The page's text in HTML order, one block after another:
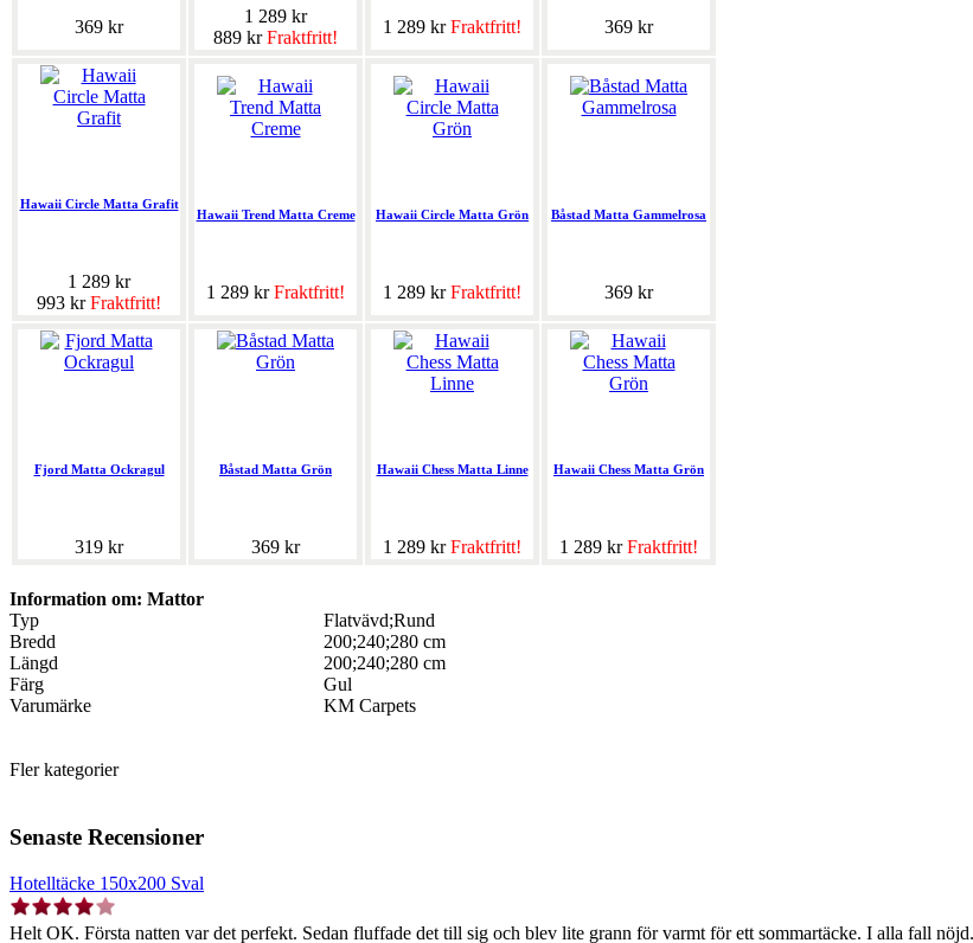
369 kr
1 289 kr
889 krFraktfritt!
1 289 krFraktfritt! 369 kr
Hawaii Circle Matta Grafit
1 289 kr
993 krFraktfritt!
Hawaii Trend Matta Creme
1 289 krFraktfritt!
Hawaii Circle Matta Grön
1 289 krFraktfritt!
Båstad Matta Gammelrosa
369 kr
Fjord Matta Ockragul
319 kr
Båstad Matta Grön
369 kr
Hawaii Chess Matta Linne
1 289 krFraktfritt!
Hawaii Chess Matta Grön
1 289 krFraktfritt!
Information om: Mattor
Typ
Flatvävd;Rund
Bredd
200;240;280 cm
Längd
200;240;280 cm
Färg
Gul
Varumärke
KM Carpets
Fler kategorier
Senaste Recensioner
Hotelltäcke 150x200 Sval
Helt OK. Första natten var det perfekt. Sedan fluffade det till sig och blev lite grann för varmt för ett sommartäcke. I alla fall nöjd.